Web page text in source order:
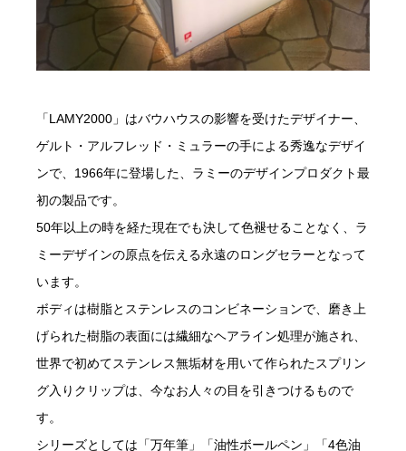
「LAMY2000」はバウハウスの影響を受けたデザイナー、
ゲルト・アルフレッド・ミュラーの手による秀逸なデザイ
ンで、1966年に登場した、ラミーのデザインプロダクト最
初の製品です。
50年以上の時を経た現在でも決して色褪せることなく、ラ
ミーデザインの原点を伝える永遠のロングセラーとなって
います。
ボディは樹脂とステンレスのコンビネーションで、磨き上
げられた樹脂の表面には繊細なヘアライン処理が施され、
世界で初めてステンレス無垢材を用いて作られたスプリン
グ入りクリップは、今なお人々の目を引きつけるもので
す。
シリーズとしては「万年筆」「油性ボールペン」「4色油